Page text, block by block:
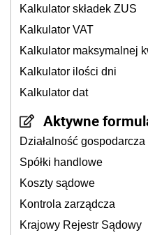
Kalkulator składek ZUS
Kalkulator VAT
Kalkulator maksymalnej
Kalkulator ilości dni
Kalkulator dat
Aktywne
Działalność gospodarcza
Spółki handlowe
Koszty sądowe
Kontrola zarządcza
Krajowy Rejestr Sądowy